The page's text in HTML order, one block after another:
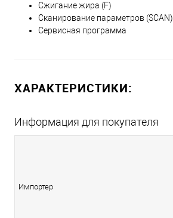
Сжигание жира (F)
Сканирование параметров (SCAN)
Сервисная программа
ХАРАКТЕРИСТИКИ:
Информация для покупателя
Импортер